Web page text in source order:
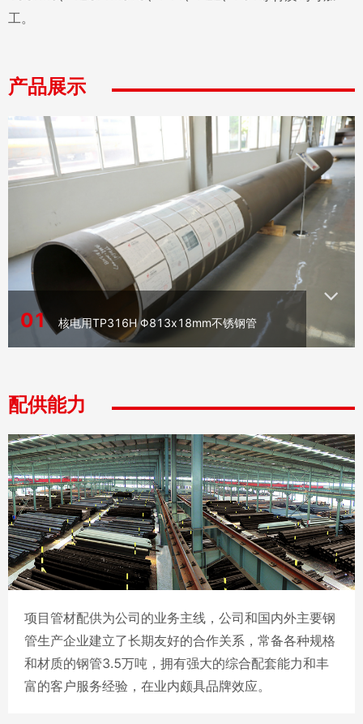
工。
产品展示
01 核电用TP316H Φ813x18mm不锈钢管
02
为浙江石化项目定制的P5
Φ1320x19.05mm，为最大管径记录
配供能力
项目管材配供为公司的业务主线，公司和国内外主要钢
管生产企业建立了长期友好的合作关系，常备各种规格
和材质的钢管3.5万吨，拥有强大的综合配套能力和丰
富的客户服务经验，在业内颇具品牌效应。